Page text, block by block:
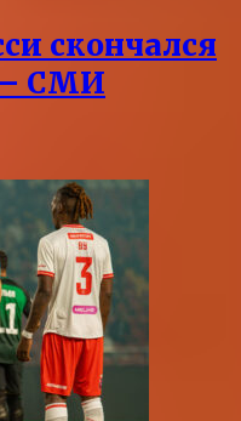
скончался
— СМИ